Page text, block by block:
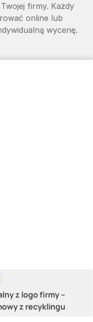
firmy. Każdy
online lub
wycenę.
z logo firmy –
z recyklingu